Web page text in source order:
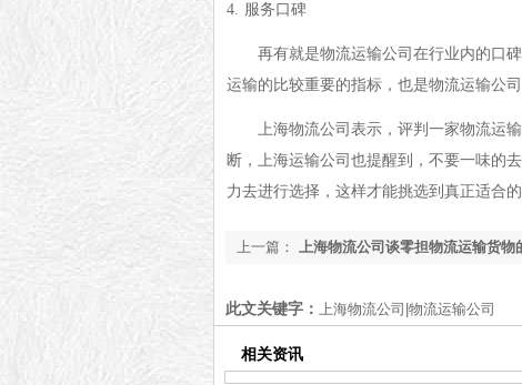
4. 服务口碑
再有就是物流运输公司在行业内的口
运输的比较重要的指标，也是物流运输公司
上海物流公司表示，评判一家物流运
断，上海运输公司也提醒到，不要一味的
力去进行选择，这样才能挑选到真正适合的
上一篇： 上海物流公司谈零担物流运输货物
此文关键字： 上海物流公司|物流运输公司
相关资讯